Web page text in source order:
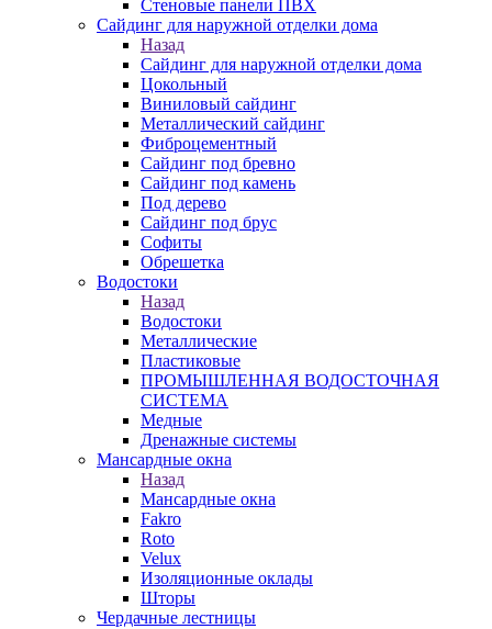
Стеновые панели ПВХ
Сайдинг для наружной отделки дома
Назад
Сайдинг для наружной отделки дома
Цокольный
Виниловый сайдинг
Металлический сайдинг
Фиброцементный
Сайдинг под бревно
Сайдинг под камень
Под дерево
Сайдинг под брус
Софиты
Обрешетка
Водостоки
Назад
Водостоки
Металлические
Пластиковые
ПРОМЫШЛЕННАЯ ВОДОСТОЧНАЯ
СИСТЕМА
Медные
Дренажные системы
Мансардные окна
Назад
Мансардные окна
Fakro
Roto
Velux
Изоляционные оклады
Шторы
Чердачные лестницы